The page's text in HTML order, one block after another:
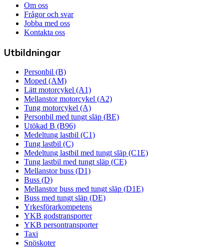
Om oss
Frågor och svar
Jobba med oss
Kontakta oss
Utbildningar
Personbil (B)
Moped (AM)
Lätt motorcykel (A1)
Mellanstor motorcykel (A2)
Tung motorcykel (A)
Personbil med tungt släp (BE)
Utökad B (B96)
Medeltung lastbil (C1)
Tung lastbil (C)
Medeltung lastbil med tungt släp (C1E)
Tung lastbil med tungt släp (CE)
Mellanstor buss (D1)
Buss (D)
Mellanstor buss med tungt släp (D1E)
Buss med tungt släp (DE)
Yrkesförarkompetens
YKB godstransporter
YKB persontransporter
Taxi
Snöskoter